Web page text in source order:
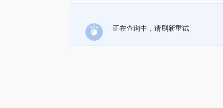
正在查询中，请刷新重试